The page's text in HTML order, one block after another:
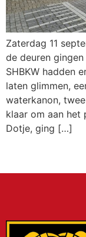
Zaterdag 11
de deuren
SHBKW hadden
laten glimmen,
waterkanon,
klaar om aan het
Dotje, ging […]